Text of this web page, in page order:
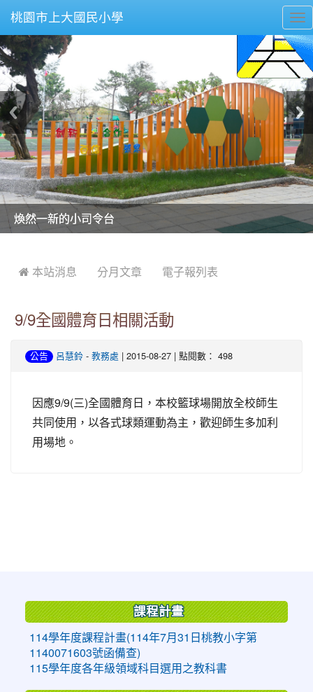
桃園市上大國民小學
美麗的操場是我們活力的來源
美麗的操場是我們活力的來源
煥然一新的小司令台
煥然一新的小司令台
富含桃園埤塘田園風光意象的中廊
富含桃園埤塘田園風光意象的中廊
嶄新的中庭廣場
嶄新的中庭廣場
水生池生生不息
水生池生生不息
 本站消息 分月文章 電子報列表
9/9全國體育日相關活動
公告 呂慧鈴 - 教務處 | 2015-08-27 | 點閱數： 498
因應9/9(三)全國體育日，本校籃球場開放全校師生
共同使用，以各式球類運動為主，歡迎師生多加利
用場地。
課程計畫
114學年度課程計畫(114年7月31日桃教小字第
1140071603號函備查)
115學年度各年級領域科目選用之教科書